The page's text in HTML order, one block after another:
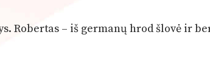
Robertas – iš germanų hrod šlovė ir